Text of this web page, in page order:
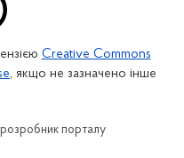
Creative Commons
, якщо не зазначено інше
порталу